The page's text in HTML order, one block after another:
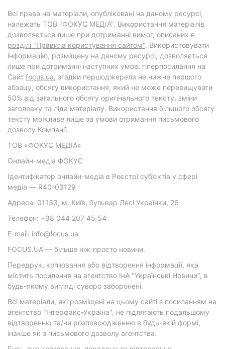
Всі права на матеріали, опубліковані на даному ресурсі,
належать ТОВ "ФОКУС МЕДІА". Використання матеріалів
дозволяється лише при дотриманні вимог, описаних в
розділі "Правила користування сайтом". Використовувати
інформацію, розміщену на даному ресурсі, дозволяється
лише при дотриманні наступних умов: гіперпосилання на
Cайт focus.ua, згадки першоджерела не нижче першого
абзацу, обсягу використання, який не може перевищувати
50% від загального обсягу оригінального тексту, зміни
заголовку та ліда матеріалу. Використання більшого обсягу
тексту можливе лише за умови отримання письмового
дозволу Компанії.
ТОВ «ФОКУС МЕДІА»
Онлайн-медіа ФОКУС
Ідентифікатор онлайн-медіа в Реєстрі суб’єктів у сфері
медіа — R40-03129
Адреса: 01133, м. Київ, бульвар Лесі Українки, 26
Телефон: +38 044 207 45 54
E-mail: info@focus.ua
FOCUS.UA — більше ніж просто новини.
Передрук, копіювання або відтворення інформації, яка
містить посилання на агентство ІнА "Українські Новини", в
будь-якому вигляді суворо заборонені.
Всі матеріали, які розміщені на цьому сайті з посиланням на
агентство "Інтерфакс-Україна", не підлягають подальшому
відтворенню та/чи розповсюдженню в будь-якій формі,
інакше як з письмового дозволу агентства.